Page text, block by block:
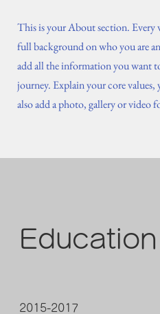
This is your About section. Every
full background on who you are
add all the information you want
journey. Explain your core
also add a photo, gallery or video
Education
2015-2017